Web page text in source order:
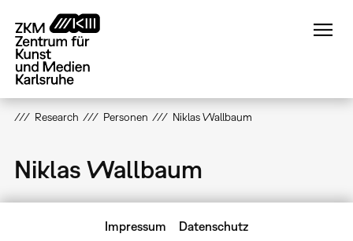
zum
Inhalt
Research Personen Niklas Wallbaum
Niklas Wallbaum
Impressum Datenschutz